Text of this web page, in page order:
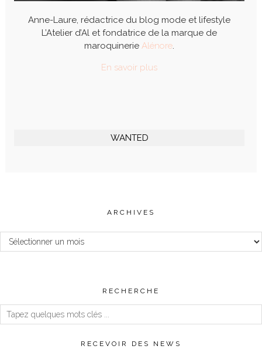
Anne-Laure, rédactrice du blog mode et lifestyle
L’Atelier d’Al et fondatrice de la marque de
maroquinerie Alénore.
En savoir plus
WANTED
ARCHIVES
Archives
RECHERCHE
RECEVOIR DES NEWS